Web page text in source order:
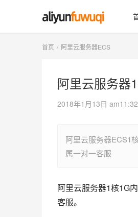
首页 阿里云服务器ECS
阿里云服务器
2018年1月13日 am11:32
阿里云服务器ECS1
属一对一客服
阿里云服务器1核1G
客服。